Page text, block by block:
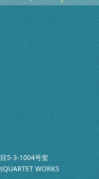
5-3-1004号室
WORKS